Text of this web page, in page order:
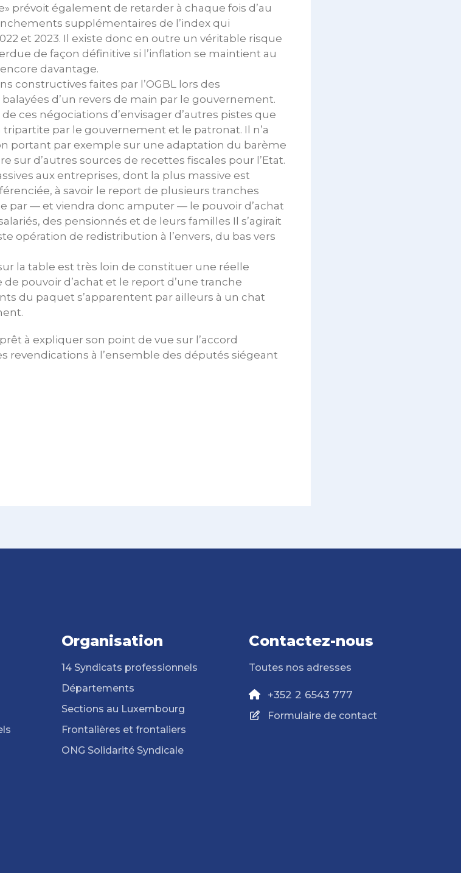
prévoit également de retarder à chaque fois d’au
supplémentaires de l’index qui
et 2023. Il existe donc en outre un véritable risque
de façon définitive si l’inflation se maintient au
davantage.
constructives faites par l’OGBL lors des
d’un revers de main par le gouvernement.
ces négociations d’envisager d’autres pistes que
par le gouvernement et le patronat. Il n’a
portant par exemple sur une adaptation du barème
sur d’autres sources de recettes fiscales pour l’Etat.
aux entreprises, dont la plus massive est
à savoir le report de plusieurs tranches
par — et viendra donc amputer — le pouvoir d’achat
des pensionnés et de leurs familles Il s’agirait
opération de redistribution à l’envers, du bas vers
la table est très loin de constituer une réelle
pouvoir d’achat et le report d’une tranche
du paquet s’apparentent par ailleurs à un chat
à expliquer son point de vue sur l’accord
revendications à l’ensemble des députés siégeant
Organisation
14 Syndicats professionnels
Départements
Sections au Luxembourg
Frontalières et frontaliers
ONG Solidarité Syndicale
Contactez-nous
Toutes nos adresses
+352 2 6543 777
Formulaire de contact